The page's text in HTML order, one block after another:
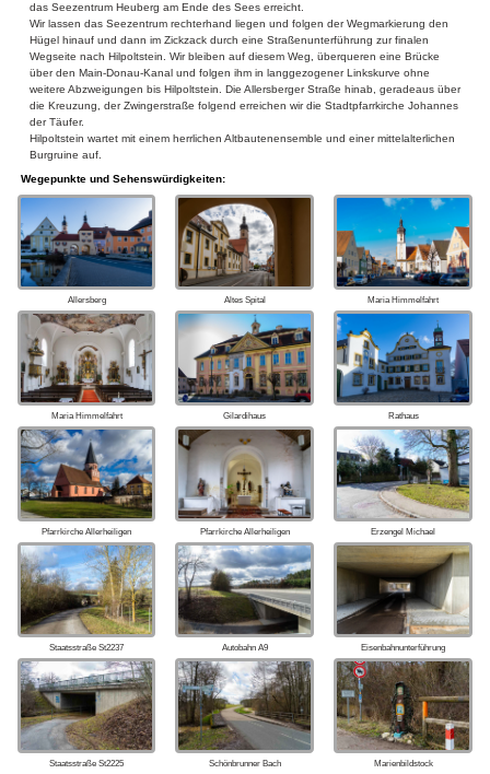
das Seezentrum Heuberg am Ende des Sees erreicht.
Wir lassen das Seezentrum rechterhand liegen und folgen der Wegmarkierung den
Hügel hinauf und dann im Zickzack durch eine Straßenunterführung zur finalen
Wegseite nach Hilpoltstein. Wir bleiben auf diesem Weg, überqueren eine Brücke
über den Main-Donau-Kanal und folgen ihm in langgezogener Linkskurve ohne
weitere Abzweigungen bis Hilpoltstein. Die Allersberger Straße hinab, geradeaus über
die Kreuzung, der Zwingerstraße folgend erreichen wir die Stadtpfarrkirche Johannes
der Täufer.
Hilpoltstein wartet mit einem herrlichen Altbautenensemble und einer mittelalterlichen
Burgruine auf.
Wegepunkte und Sehenswürdigkeiten:
Allersberg Altes Spital Maria Himmelfahrt
Maria Himmelfahrt Gilardihaus Rathaus
Pfarrkirche Allerheiligen Pfarrkirche Allerheiligen Erzengel Michael
Staatsstraße St2237 Autobahn A9 Eisenbahnunterführung
Staatsstraße St2225 Schönbrunner Bach Marienbildstock